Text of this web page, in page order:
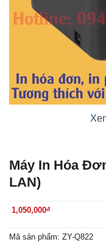
Máy In Hóa
LAN)
1,050,000đ
Mã sản phẩm: ZY-Q822